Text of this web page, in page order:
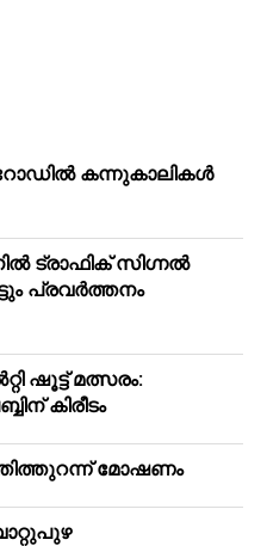
റോഡിൽ കന്നുകാലികൾ
ട്രാഫിക് സിഗ്നല്‍
പ്രവർത്തനം
ഷൂട്ട് മത്സരം:
കിരീടം
മോ​ഷ​ണം